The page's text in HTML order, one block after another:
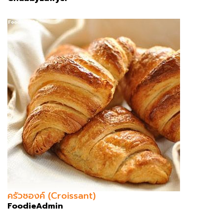
ครัวซองค์ (Croissant)
FoodieAdmin